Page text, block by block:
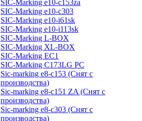
SIC-Marking e10-c153za
SIC-Marking e10-c303
SIC-Marking e10-i61sk
SIC-Marking e10-i113sk
SIC-Marking L-BOX
SIC-Marking XL-BOX
SIC-Marking EC1
SIC-Marking C173LG PC
Sic-marking e8-c153 (Снят с
производства)
Sic-marking e8-c151 ZA (Снят с
производства)
Sic-marking e8-c303 (Снят с
производства)